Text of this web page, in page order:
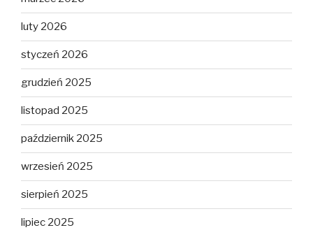
luty 2026
styczeń 2026
grudzień 2025
listopad 2025
październik 2025
wrzesień 2025
sierpień 2025
lipiec 2025